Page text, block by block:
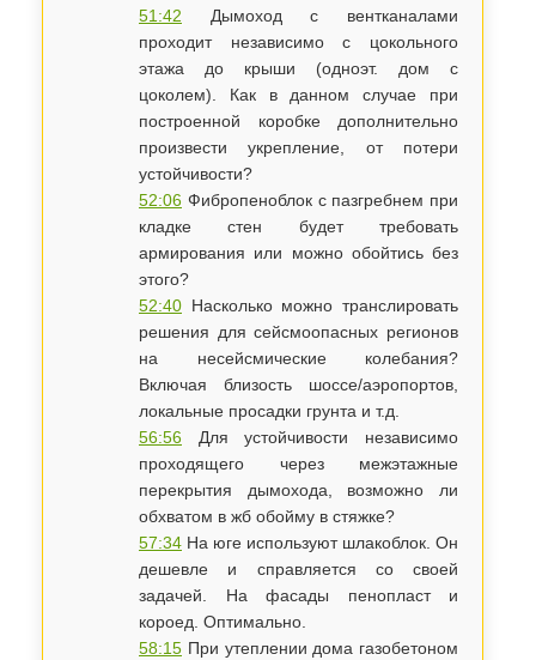
51:42 Дымоход с вентканалами
проходит независимо с цокольного
этажа до крыши (одноэт. дом с
цоколем). Как в данном случае при
построенной коробке дополнительно
произвести укрепление, от потери
устойчивости?
52:06 Фибропеноблок с пазгребнем при
кладке стен будет требовать
армирования или можно обойтись без
этого?
52:40 Насколько можно транслировать
решения для сейсмоопасных регионов
на несейсмические колебания?
Включая близость шоссе/аэропортов,
локальные просадки грунта и т.д.
56:56 Для устойчивости независимо
проходящего через межэтажные
перекрытия дымохода, возможно ли
обхватом в жб обойму в стяжке?
57:34 На юге используют шлакоблок. Он
дешевле и справляется со своей
задачей.​ На фасады пенопласт и
короед. Оптимально.
58:15 При утеплении дома газобетоном